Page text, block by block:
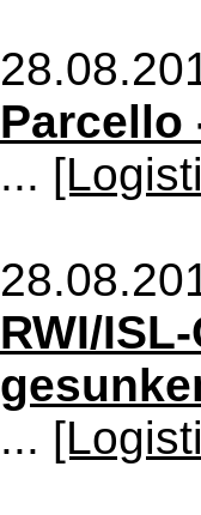
Parcello
...
RWI/
...